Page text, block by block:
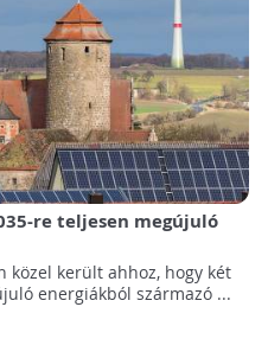
re teljesen megújuló
közel került ahhoz, hogy két
energiákból származó ...